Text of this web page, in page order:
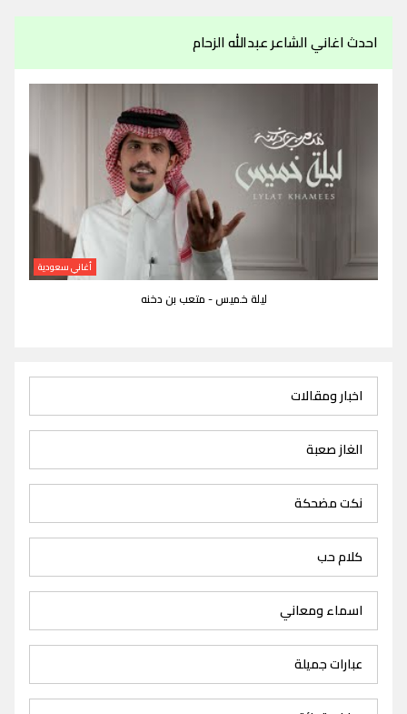
احدث اغاني الشاعر عبدالله الزحام
أغاني سعودية
ليلة خميس - متعب بن دخنه
اخبار ومقالات
الغاز صعبة
نكت مضحكة
كلام حب
اسماء ومعاني
عبارات جميلة